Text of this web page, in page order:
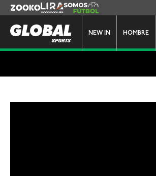
NEW IN HOMBRE
Zooko Lira Somos Futbol